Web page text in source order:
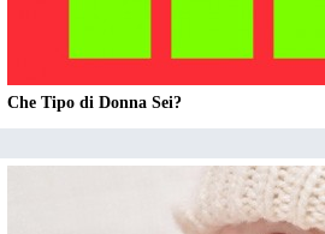
Che Tipo di Donna Sei?